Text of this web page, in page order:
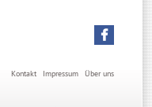
Über uns
Impressum
Kontakt